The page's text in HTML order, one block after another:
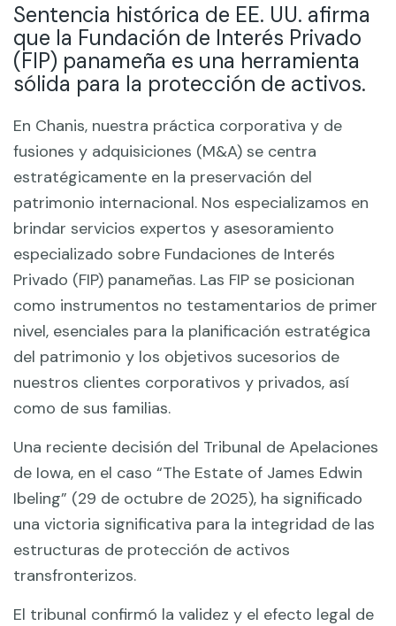
Sentencia histórica de EE. UU. afirma
que la Fundación de Interés Privado
(FIP) panameña es una herramienta
sólida para la protección de activos.
En Chanis, nuestra práctica corporativa y de
fusiones y adquisiciones (M&A) se centra
estratégicamente en la preservación del
patrimonio internacional. Nos especializamos en
brindar servicios expertos y asesoramiento
especializado sobre Fundaciones de Interés
Privado (FIP) panameñas. Las FIP se posicionan
como instrumentos no testamentarios de primer
nivel, esenciales para la planificación estratégica
del patrimonio y los objetivos sucesorios de
nuestros clientes corporativos y privados, así
como de sus familias.
Una reciente decisión del Tribunal de Apelaciones
de Iowa, en el caso “The Estate of James Edwin
Ibeling” (29 de octubre de 2025), ha significado
una victoria significativa para la integridad de las
estructuras de protección de activos
transfronterizos.
El tribunal confirmó la validez y el efecto legal de